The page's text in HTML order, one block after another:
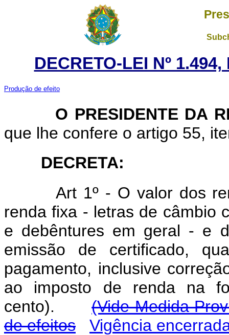
DECRETO-LEI Nº
Produção de efeito
O PRESIDENTE DA
que lhe confere o artigo 55,
DECRETA:
Art 1º - O valor dos
renda fixa - letras de câmbio
e debêntures em geral - e
emissão de certificado,
pagamento, inclusive
ao imposto de renda na
cento).(Vide Medida
de efeitos
Vigência